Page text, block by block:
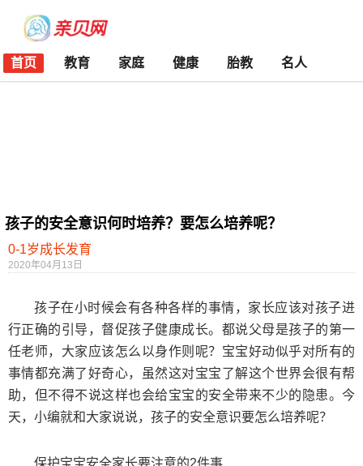
首页 教育 家庭 健康 胎教 名人
孩子的安全意识何时培养？要怎么培养呢？
0-1岁成长发育
2020年04月13日
孩子在小时候会有各种各样的事情，家长应该对孩子进
行正确的引导，督促孩子健康成长。都说父母是孩子的第一
任老师，大家应该怎么以身作则呢？宝宝好动似乎对所有的
事情都充满了好奇心，虽然这对宝宝了解这个世界会很有帮
助，但不得不说这样也会给宝宝的安全带来不少的隐患。今
天，小编就和大家说说，孩子的安全意识要怎么培养呢？
保护宝宝安全家长要注意的2件事